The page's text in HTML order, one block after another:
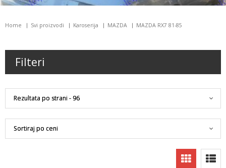
Home Svi proizvodi Karoserija MAZDA MAZDA RX7 81-85
Filteri